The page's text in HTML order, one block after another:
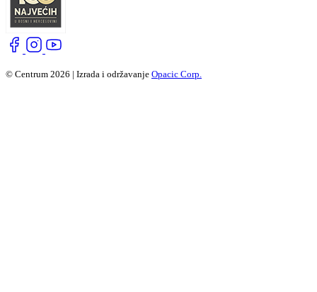
© Centrum 2026 | Izrada i održavanje Opacic Corp.